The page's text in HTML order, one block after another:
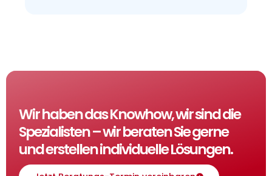
Wir haben das Knowhow, wir sind die
Spezialisten – wir beraten Sie gerne
und erstellen individuelle Lösungen.